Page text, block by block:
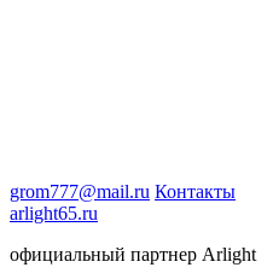
grom777@mail.ru Контакты
arlight65.ru
официальный партнер Arlight